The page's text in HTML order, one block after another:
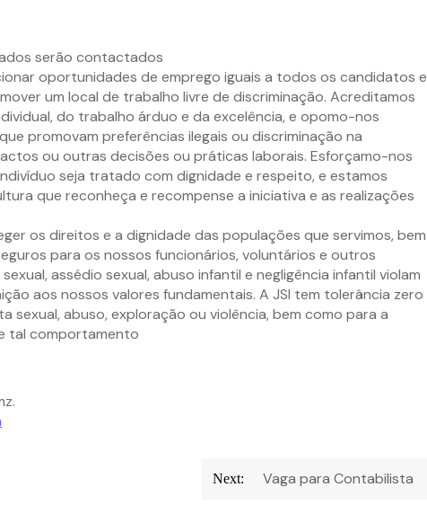
serão contactados
oportunidades de emprego iguais a todos os candidatos e
um local de trabalho livre de discriminação. Acreditamos
do trabalho árduo e da excelência, e opomo-nos
promovam preferências ilegais ou discriminação na
ou outras decisões ou práticas laborais. Esforçamo-nos
seja tratado com dignidade e respeito, e estamos
que reconheça e recompense a iniciativa e as realizações
os direitos e a dignidade das populações que servimos, bem
para os nossos funcionários, voluntários e outros
assédio sexual, abuso infantil e negligência infantil violam
aos nossos valores fundamentais. A JSI tem tolerância zero
sexual, abuso, exploração ou violência, bem como para a
tal comportamento
Next: Vaga para Contabilista